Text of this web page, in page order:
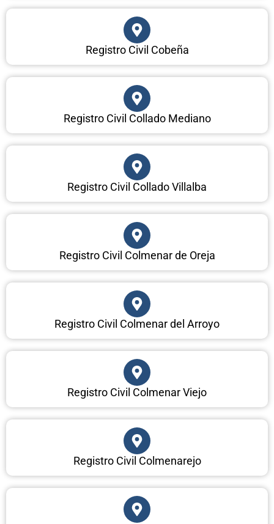
Registro Civil Cobeña
Registro Civil Collado Mediano
Registro Civil Collado Villalba
Registro Civil Colmenar de Oreja
Registro Civil Colmenar del Arroyo
Registro Civil Colmenar Viejo
Registro Civil Colmenarejo